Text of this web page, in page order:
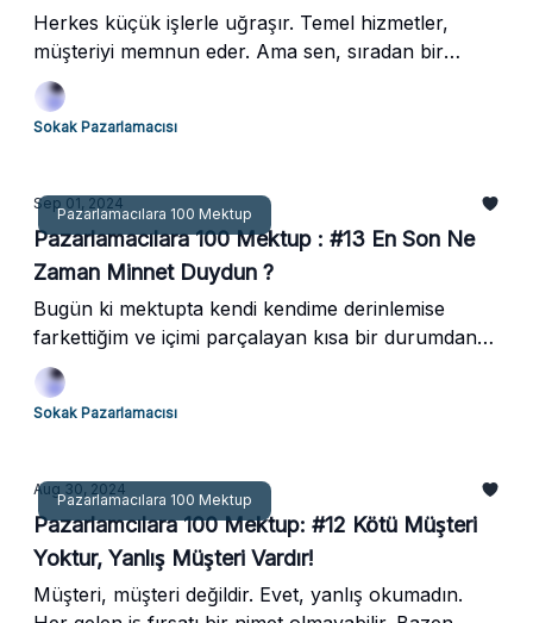
Herkes küçük işlerle uğraşır. Temel hizmetler,
müşteriyi memnun eder. Ama sen, sıradan bir
pazarlamacı değilsin. Sen sokaklardasın, farklısın,
büyüksün. Ve senin işin, küçük işler değil, daha
büyük sorunları çözmek. Bu mektupta, firmanın
sorunlarına nasıl odaklanman gerektiğini
anlatacağım.
Sokak Pazarlamacısı
Pazarlamacılara 100 Mektup
Sep 01, 2024
Pazarlamacılara 100 Mektup : #13 En Son Ne
Zaman Minnet Duydun ?
Bugün ki mektupta kendi kendime derinlemise
farkettiğim ve içimi parçalayan kısa bir durumdan
bahsedeceğim. Kıyaslamak, bir çok noktada bizi
başarısızlığa götürüyor.
Sokak Pazarlamacısı
Pazarlamacılara 100 Mektup
Aug 30, 2024
Pazarlamcılara 100 Mektup: #12 Kötü Müşteri
Yoktur, Yanlış Müşteri Vardır!
Müşteri, müşteri değildir. Evet, yanlış okumadın.